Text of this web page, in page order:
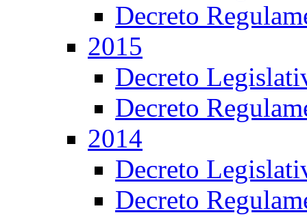
Decreto
2015
Decreto
Decreto
2014
Decreto
Decreto